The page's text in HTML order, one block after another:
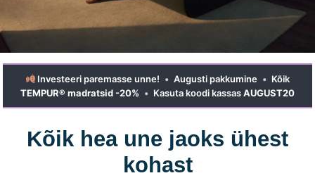
Investeeri paremasse unne! • Augusti pakkumine • Kõik
TEMPUR® madratsid -20% • Kasuta koodi kassasAUGUST20
Kõik hea une jaoks ühest
kohast